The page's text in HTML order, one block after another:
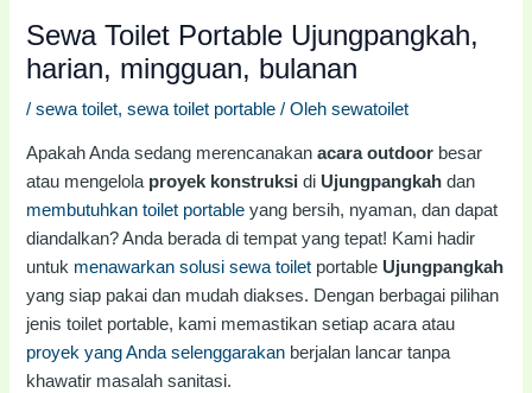
Sewa Toilet Portable Ujungpangkah,
harian, mingguan, bulanan
/sewa toilet,sewa toilet portable / Olehsewatoilet
Apakah Anda sedang merencanakanacara outdoor besar
atau mengelola proyek konstruksi di Ujungpangkah dan
membutuhkan toilet portable yang bersih, nyaman, dan dapat
diandalkan? Anda berada di tempat yang tepat! Kami hadir
untuk menawarkan solusi sewa toilet portable Ujungpangkah
yang siap pakai dan mudah diakses. Dengan berbagai pilihan
jenis toilet portable, kami memastikan setiap acara atau
proyek yang Anda selenggarakan berjalan lancar tanpa
khawatir masalah sanitasi.